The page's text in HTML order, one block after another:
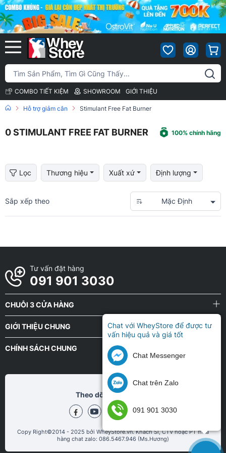
COMBO TIẾT KIỆM SHOWROOM GIỚI THIỆU
Hỗ trợ giảm cân Stimulant Free Fat Burner
0STIMULANT FREE FAT BURNER 100% chính hãng
Lọc Thương hiệu Xuất xứ Định lượng
Sắp xếp theo Mặc Định
Tư vấn đặt hàng
091 901 3030
CHUỖI 3 CỬA HÀNG
GIỚI THIỆU CHUNG
CHÍNH SÁCH CHUNG
Theo dõi chũng tôi tại
Copy Right©2014 - 2025 bởi WheyStore.vn. Khách Sỉ, CTV hoặc PT mua
hàng chat zalo: 086.5467.946 (Ms.Hương)
Chat với WheyStore để được tư
vấn hiệu quả và giá tốt
Chat Messenger
Chat trên Zalo
091 901 3030